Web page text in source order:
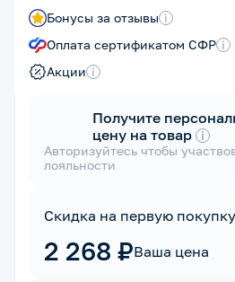
Бонусы за отзывы i
Оплата сертификатом СФР i
Акции i
Получите
цену на товар i
Авторизуйтесь чтобы
лояльности
Скидка на первую покупку
2 268 ₽Ваша цена